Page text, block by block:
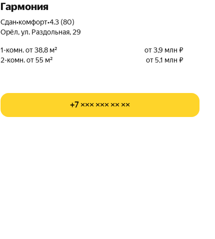
Гармония
Сдан•комфорт•4.3 (80)
Орёл, ул. Раздольная, 29
1-комн. от 38,8 м²
от 3,9 млн ₽
2-комн. от 55 м²
от 5,1 млн ₽
+7 ××× ××× ×× ××